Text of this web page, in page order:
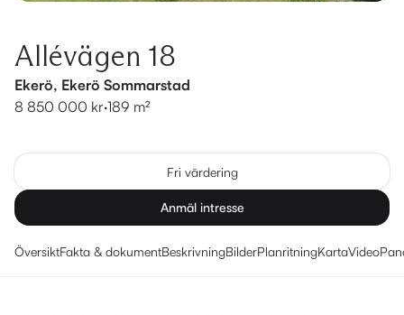
Allévägen 18
Ekerö, Ekerö Sommarstad
8 850 000 kr·189 m²
Fri värdering
Anmäl intresse
ÖversiktFakta & dokumentBeskrivningBilderPlanritningKartaVideo